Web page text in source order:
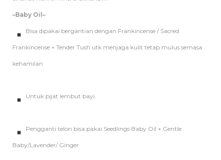
–Baby Oil–
Bisa dipakai bergantian dengan Frankincense / Sacred
Frankincense + Tender Tush utk menjaga kulit tetap mulus semasa
kehamilan
Untuk pijat lembut bayi.
Pengganti telon bisa pakai Seedlings Baby Oil + Gentle
Baby/Lavender/ Ginger